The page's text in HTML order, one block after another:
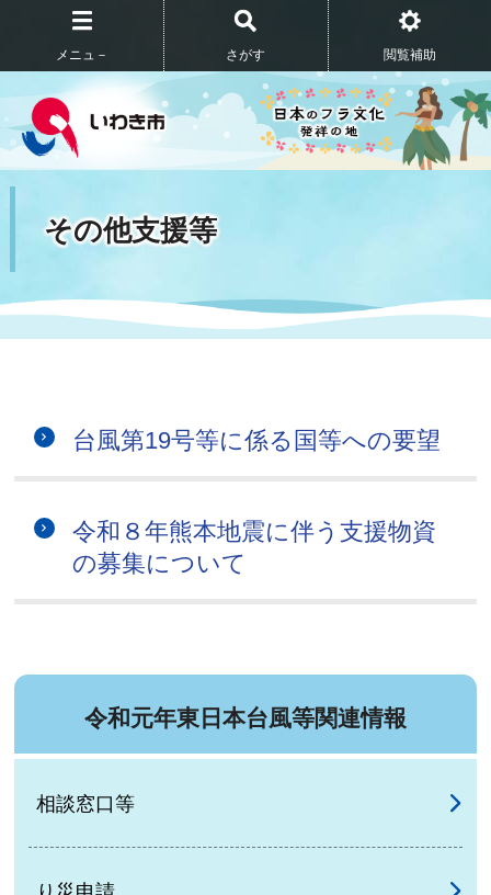
メニュ－ さがす 閲覧補助
その他支援等
台風第19号等に係る国等への要望
令和８年熊本地震に伴う支援物資
の募集について
令和元年東日本台風等関連情報
相談窓口等